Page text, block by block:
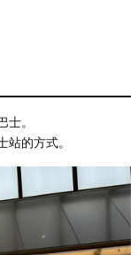
。
的方式。